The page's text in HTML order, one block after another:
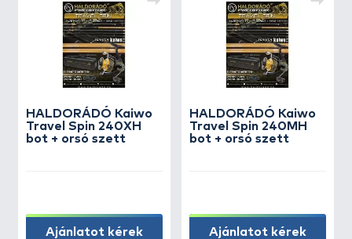
HALDORÁDÓ Kaiwo
Travel Spin 240XH
bot + orsó szett
Ajánlatot kérek
HALDORÁDÓ Kaiwo
Travel Spin 240MH
bot + orsó szett
Ajánlatot kérek